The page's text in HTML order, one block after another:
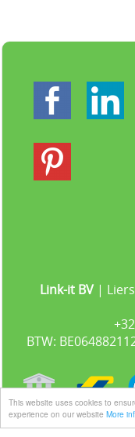
This website uses cookies to
experience on our website More
Link-it BV |
BTW: